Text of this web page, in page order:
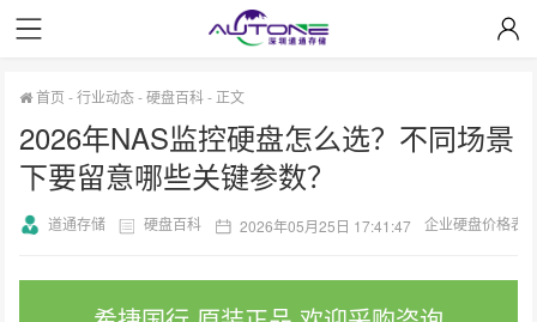
首页 -行业动态-硬盘百科- 正文
2026年NAS监控硬盘怎么选？不同场景
下要留意哪些关键参数？
道通存储 硬盘百科 2026年05月25日 17:41:47 企业硬盘价格表